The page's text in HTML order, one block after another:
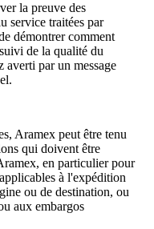
la preuve des
service traitées par
démontrer comment
de la qualité du
averti par un message
Aramex peut être tenu
qui doivent être
en particulier pour
à l'expédition
ou de destination, ou
aux embargos